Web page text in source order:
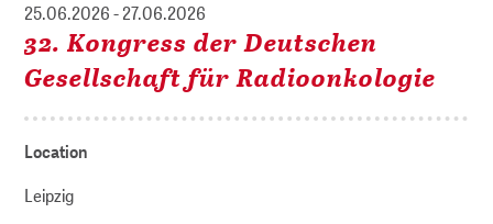
25.06.2026 - 27.06.2026
32. Kongress der Deutschen
Gesellschaft für Radioonkologie
Location
Leipzig